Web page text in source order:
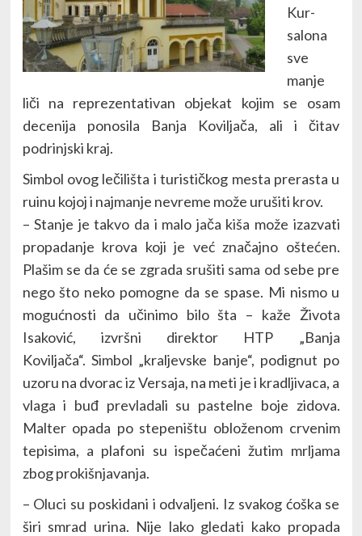
Kur-
salona
sve
manje
liči na reprezentativan objekat kojim se osam
decenija ponosila Banja Koviljača, ali i čitav
podrinjski kraj.
Simbol ovog lečilišta i turističkog mesta prerasta u
ruinu kojoj i najmanje nevreme može urušiti krov.
– Stanje je takvo da i malo jača kiša može izazvati
propadanje krova koji je već značajno oštećen.
Plašim se da će se zgrada srušiti sama od sebe pre
nego što neko pomogne da se spase. Mi nismo u
mogućnosti da učinimo bilo šta – kaže Života
Isaković, izvršni direktor HTP „Banja
Koviljača“. Simbol „kraljevske banje“, podignut po
uzoru na dvorac iz Versaja, na meti je i kradljivaca, a
vlaga i buđ prevladali su pastelne boje zidova.
Malter opada po stepeništu obloženom crvenim
tepisima, a plafoni su ispečaćeni žutim mrljama
zbog prokišnjavanja.
– Oluci su poskidani i odvaljeni. Iz svakog ćoška se
širi smrad urina. Nije lako gledati kako propada